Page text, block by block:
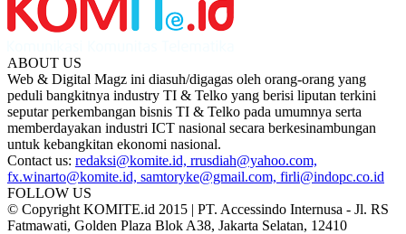
ABOUT US
Web & Digital Magz ini diasuh/digagas oleh orang-orang yang
peduli bangkitnya industry TI & Telko yang berisi liputan terkini
seputar perkembangan bisnis TI & Telko pada umumnya serta
memberdayakan industri ICT nasional secara berkesinambungan
untuk kebangkitan ekonomi nasional.
Contact us: redaksi@komite.id, rrusdiah@yahoo.com,
fx.winarto@komite.id, samtoryke@gmail.com, firli@indopc.co.id
FOLLOW US
© Copyright KOMITE.id 2015 | PT. Accessindo Internusa - Jl. RS
Fatmawati, Golden Plaza Blok A38, Jakarta Selatan, 12410